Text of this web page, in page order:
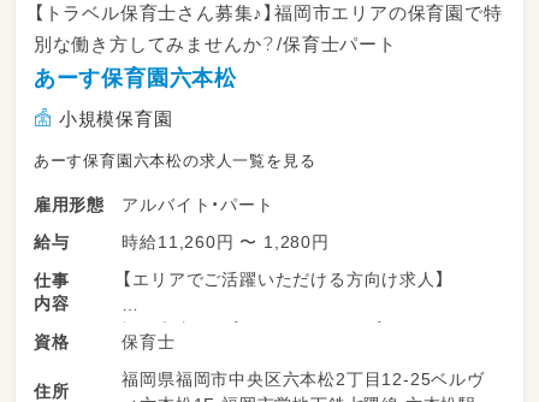
【トラベル保育士さん募集♪】福岡市エリアの保育園で特
別な働き方してみませんか？/保育士パート
あーす保育園六本松
小規模保育園
あーす保育園六本松の求人一覧を見る
雇用形態
アルバイト・パート
給与
時給11,260円 〜 1,280円
仕事
内容
【エリアでご活躍いただける方向け求人】
福岡市内の保育園やイベント保育で
保育業務をお任せ致します♪
資格 保育士
住所
福岡県福岡市中央区六本松2丁目12-25ベルヴ